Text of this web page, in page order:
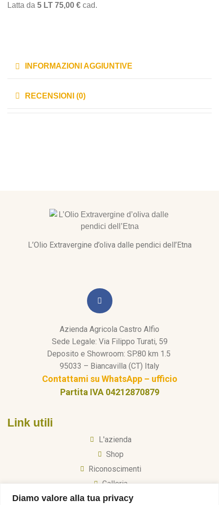
Diamo valore alla tua privacy
Latta da 5 LT 75,00 € cad.
INFORMAZIONI AGGIUNTIVE
RECENSIONI (0)
L’Olio Extravergine d’oliva dalle pendici dell’Etna
Azienda Agricola Castro Alfio
Sede Legale: Via Filippo Turati, 59
Deposito e Showroom: SP.80 km 1.5
95033 – Biancavilla (CT) Italy
Contattami su WhatsApp – ufficio
Partita IVA 04212870879
Link utili
L'azienda
Shop
Riconoscimenti
Galleria
Olio Extravergine Nocellara dell’Etna